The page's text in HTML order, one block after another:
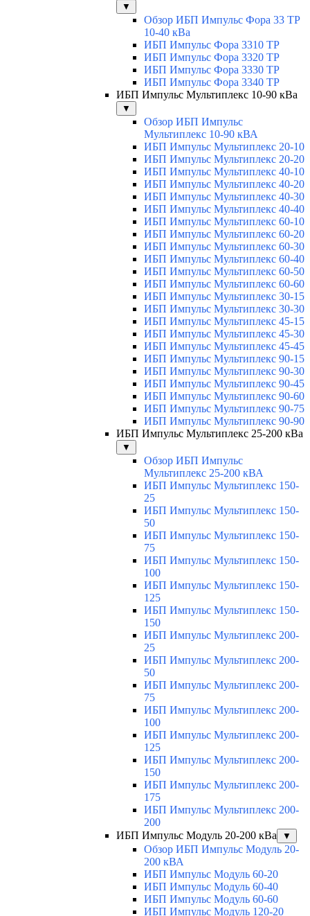
▼
Обзор ИБП Импульс Фора 33 ТР
10-40 кВа
ИБП Импульс Фора 3310 ТР
ИБП Импульс Фора 3320 ТР
ИБП Импульс Фора 3330 ТР
ИБП Импульс Фора 3340 ТР
ИБП Импульс Мультиплекс 10-90 кВа
▼
Обзор ИБП Импульс
Мультиплекс 10-90 кВА
ИБП Импульс Мультиплекс 20-10
ИБП Импульс Мультиплекс 20-20
ИБП Импульс Мультиплекс 40-10
ИБП Импульс Мультиплекс 40-20
ИБП Импульс Мультиплекс 40-30
ИБП Импульс Мультиплекс 40-40
ИБП Импульс Мультиплекс 60-10
ИБП Импульс Мультиплекс 60-20
ИБП Импульс Мультиплекс 60-30
ИБП Импульс Мультиплекс 60-40
ИБП Импульс Мультиплекс 60-50
ИБП Импульс Мультиплекс 60-60
ИБП Импульс Мультиплекс 30-15
ИБП Импульс Мультиплекс 30-30
ИБП Импульс Мультиплекс 45-15
ИБП Импульс Мультиплекс 45-30
ИБП Импульс Мультиплекс 45-45
ИБП Импульс Мультиплекс 90-15
ИБП Импульс Мультиплекс 90-30
ИБП Импульс Мультиплекс 90-45
ИБП Импульс Мультиплекс 90-60
ИБП Импульс Мультиплекс 90-75
ИБП Импульс Мультиплекс 90-90
ИБП Импульс Мультиплекс 25-200 кВа
▼
Обзор ИБП Импульс
Мультиплекс 25-200 кВА
ИБП Импульс Мультиплекс 150-
25
ИБП Импульс Мультиплекс 150-
50
ИБП Импульс Мультиплекс 150-
75
ИБП Импульс Мультиплекс 150-
100
ИБП Импульс Мультиплекс 150-
125
ИБП Импульс Мультиплекс 150-
150
ИБП Импульс Мультиплекс 200-
25
ИБП Импульс Мультиплекс 200-
50
ИБП Импульс Мультиплекс 200-
75
ИБП Импульс Мультиплекс 200-
100
ИБП Импульс Мультиплекс 200-
125
ИБП Импульс Мультиплекс 200-
150
ИБП Импульс Мультиплекс 200-
175
ИБП Импульс Мультиплекс 200-
200
ИБП Импульс Модуль 20-200 кВа
▼
Обзор ИБП Импульс Модуль 20-
200 кВА
ИБП Импульс Модуль 60-20
ИБП Импульс Модуль 60-40
ИБП Импульс Модуль 60-60
ИБП Импульс Модуль 120-20